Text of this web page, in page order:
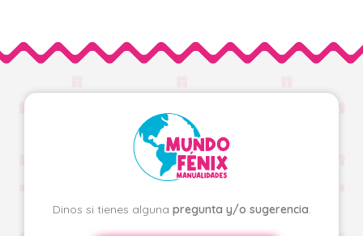
Dinos si tienes alguna pregunta y/o sugerencia.